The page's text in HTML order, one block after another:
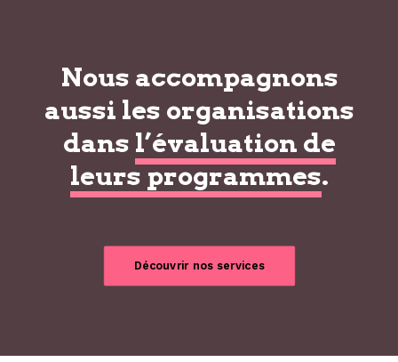
Nous accompagnons
aussi les organisations
dans l’évaluation de
leurs programmes.
Découvrir nos services